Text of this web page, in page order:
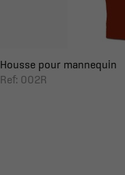
Housse pour mannequin
Ref: 002R